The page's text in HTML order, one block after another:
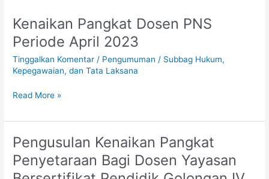
Kenaikan Pangkat Dosen PNS
Periode April 2023
Tinggalkan Komentar / Pengumuman / Subbag Hukum,
Kepegawaian, dan Tata Laksana
Kenaikan
Pangkat
Dosen
PNS
Periode
2023
Read More »
Pengusulan Kenaikan Pangkat
Penyetaraan Bagi Dosen Yayasan
Pengusulan
Kenaikan
Pangkat